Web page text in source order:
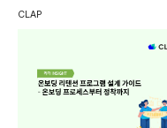
정착까지
CLAP